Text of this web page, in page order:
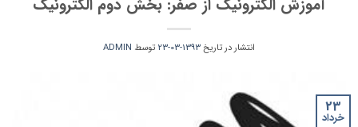
آموزش الکترونیک از صفر: بخش دوم الکترونیک
انتشار در تاریخ1393-03-23 توسط ADMIN
23
خرداد